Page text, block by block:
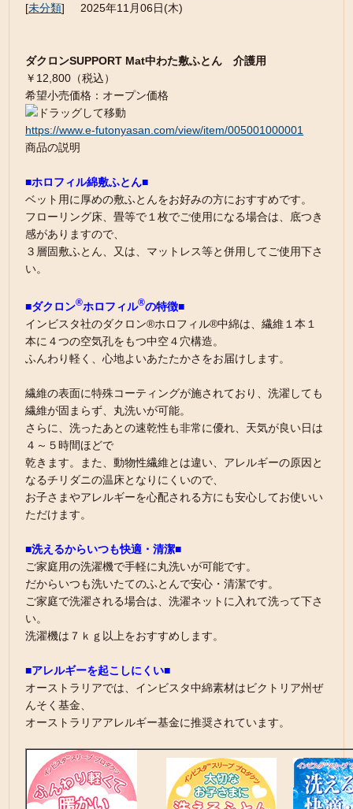
[未分類] 2025年11月06日(木)
ダクロンSUPPORT Mat中わた敷ふとん 介護用
￥12,800（税込）
希望小売価格：オープン価格
https://www.e-futonyasan.com/view/item/005001000001
商品の説明
■ホロフィル綿敷ふとん■
ベット用に厚めの敷ふとんをお好みの方におすすめです。
フローリング床、畳等で１枚でご使用になる場合は、底つき
感がありますので、
３層固敷ふとん、又は、マットレス等と併用してご使用下さ
い。
■ダクロン®ホロフィル®の特徴■
インビスタ社のダクロン®ホロフィル®中綿は、繊維１本１
本に４つの空気孔をもつ中空４穴構造。
ふんわり軽く、心地よいあたたかさをお届けします。
繊維の表面に特殊コーティングが施されており、洗濯しても
繊維が固まらず、丸洗いが可能。
さらに、洗ったあとの速乾性も非常に優れ、天気が良い日は
４～５時間ほどで
乾きます。また、動物性繊維とは違い、アレルギーの原因と
なるチリダニの温床となりにくいので、
お子さまやアレルギーを心配される方にも安心してお使いい
ただけます。
■洗えるからいつも快適・清潔■
ご家庭用の洗濯機で手軽に丸洗いが可能です。
だからいつも洗いたてのふとんで安心・清潔です。
ご家庭で洗濯される場合は、洗濯ネットに入れて洗って下さ
い。
洗濯機は７ｋｇ以上をおすすめします。
■アレルギーを起こしにくい■
オーストラリアでは、インビスタ中綿素材はビクトリア州ぜ
んそく基金、
オーストラリアアレルギー基金に推奨されています。